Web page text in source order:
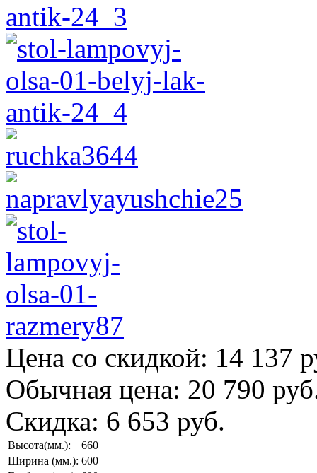
Цена со скидкой: 14 137
Обычная цена: 20 790
Скидка: 6 653 руб.
Высота(мм.):
660
Ширина (мм.): 600